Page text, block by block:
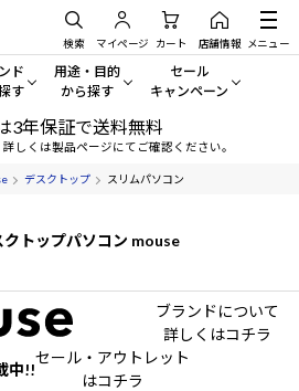
検索 マイページ カート 店舗情報 メニュー
をすべてみる
ド
す
用途・目的
から探す
一般向けパソコン
ゲーミングPC・ゲーム向けパソコン
クリエイティブ向け
ビジネス向けパソコン
学習向けパソコン
セール
キャンペーン
セール・キャンペー
期間限定セール
おすすめ目玉パソコン
今イチオシのパソコンをピ
3年保証で送料無料
しくは製品ページにてご確認ください。
デスクトップ スリムパソコン
クトップパソコン mouse
ブランドについて
詳しくはコチラ
中!!
セール・アウトレット
はコチラ